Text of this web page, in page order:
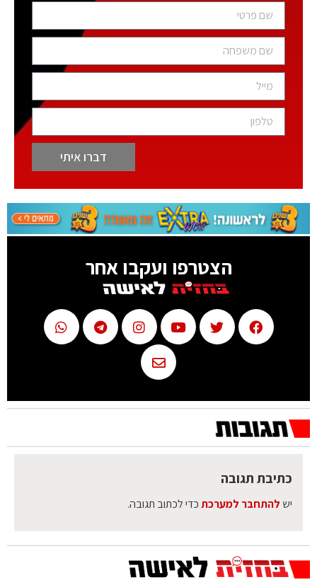
דברו איתי
הצטרפו ועקבו אחר
כתיבת תגובה
יש להתחבר למערכתכדי לכתוב תגובה.